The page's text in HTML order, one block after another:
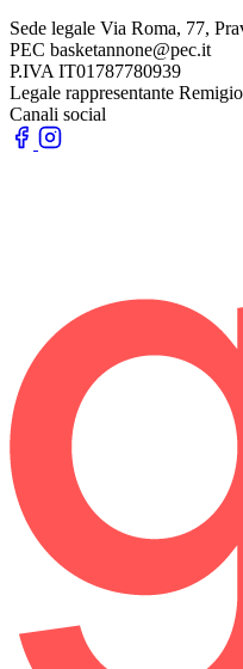
Sede legale Via Roma, 77,
PEC basketannone@pec.it
P.IVA IT01787780939
Legale rappresentante
Canali social